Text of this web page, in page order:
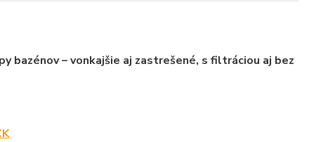
bazénov – vonkajšie aj zastrešené, s filtráciou aj bez